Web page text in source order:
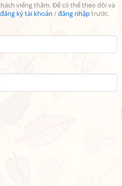
viếng thăm. Để có thể theo dõi và
đăng ký tài khoản /đăng nhậptrước.